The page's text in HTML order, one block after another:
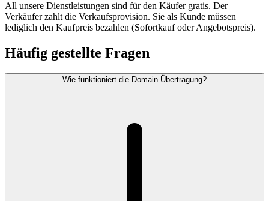
All unsere Dienstleistungen sind für den Käufer gratis. Der
Verkäufer zahlt die Verkaufsprovision. Sie als Kunde müssen
lediglich den Kaufpreis bezahlen (Sofortkauf oder Angebotspreis).
Häufig gestellte Fragen
Wie funktioniert die Domain Übertragung?